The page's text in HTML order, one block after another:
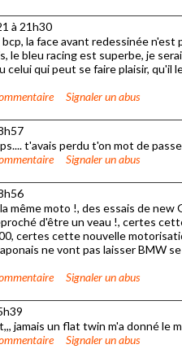
à 21h30
la face avant redessinée n'est
le bleu racing est superbe, je
celui qui peut se faire plaisir, qu'il
Signaler un abus
t'avais perdu t'on mot de
Signaler un abus
même moto !, des essais de
d'être un veau !, certes
certes cette nouvelle
ne vont pas laisser BMW
Signaler un abus
jamais un flat twin m'a donné le
Signaler un abus